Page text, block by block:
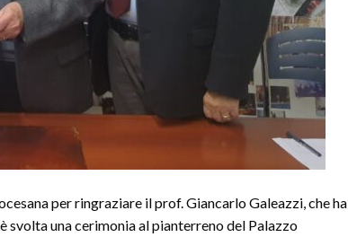
per ringraziare il prof. Giancarlo Galeazzi, che ha
svolta una cerimonia al pianterreno del Palazzo